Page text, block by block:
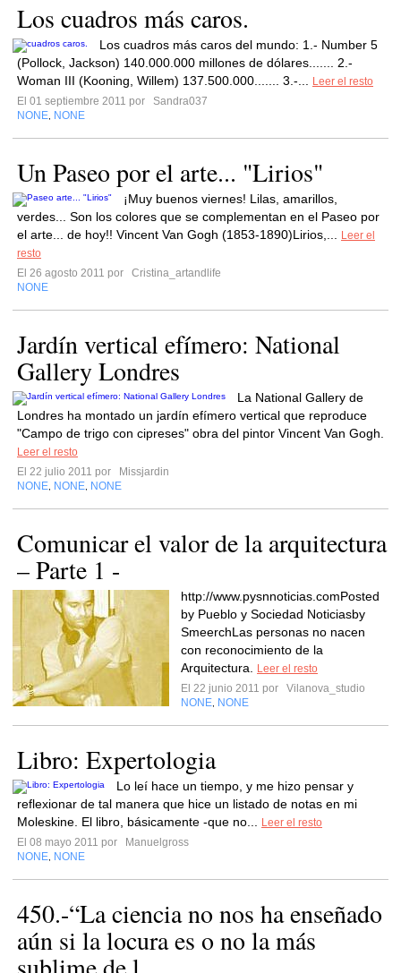
Los cuadros más caros.
Los cuadros más caros del mundo: 1.- Number 5
(Pollock, Jackson) 140.000.000 millones de dólares....... 2.-
Woman III (Kooning, Willem) 137.500.000....... 3.-...
Leer el resto
El 01 septiembre 2011 por
Sandra037
NONE NONE
Un Paseo por el arte... "Lirios"
¡Muy buenos viernes! Lilas, amarillos,
verdes... Son los colores que se complementan en el Paseo por
el arte... de hoy!! Vincent Van Gogh (1853-1890)Lirios,...
Leer el
resto
El 26 agosto 2011 por
Cristina_artandlife
NONE
Jardín vertical efímero: National
Gallery Londres
La National Gallery de
Londres ha montado un jardín efímero vertical que reproduce
"Campo de trigo con cipreses" obra del pintor Vincent Van Gogh.
Leer el resto
El 22 julio 2011 por
Missjardin
NONE NONE NONE
Comunicar el valor de la arquitectura
– Parte 1 -
http://www.pysnnoticias.comPosted
by Pueblo y Sociedad Noticiasby
SmeerchLas personas no nacen
con reconocimiento de la
Arquitectura.
Leer el resto
El 22 junio 2011 por
Vilanova_studio
NONE NONE
Libro: Expertologia
Lo leí hace un tiempo, y me hizo pensar y
reflexionar de tal manera que hice un listado de notas en mi
Moleskine. El libro, básicamente -que no...
Leer el resto
El 08 mayo 2011 por
Manuelgross
NONE NONE
450.-“La ciencia no nos ha enseñado
aún si la locura es o no la más